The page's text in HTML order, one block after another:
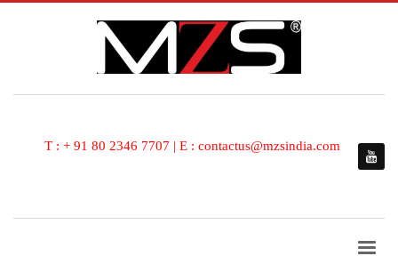
T : + 91 80 2346 7707 | E : contactus@mzsindia.com